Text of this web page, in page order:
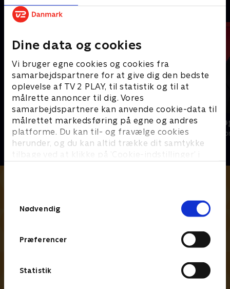
Dine data og cookies
Vi bruger egne cookies og cookies fra
samarbejdspartnere for at give dig den bedste
oplevelse af TV 2 PLAY, til statistik og til at
målrette annoncer til dig. Vores
samarbejdspartnere kan anvende cookie-data til
målrettet markedsføring på egne og andres
platforme. Du kan til- og fravælge cookies
herunder, og du kan altid trække dit samtykke
tilbage ved at klikke på ’Cookie-indstillinger’ i
Nødvendig
Præferencer
Statistik
Andre så også
Landmand søger kærlighed
Reality • 13 sæsoner
Date mig
Reality • 7